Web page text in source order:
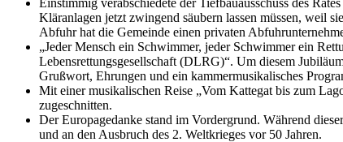
Einstimmig verabschiedete der Tiefbauausschuss des
Kläranlagen jetzt zwingend säubern lassen müssen, weil
Abfuhr hat die Gemeinde einen privaten
„Jeder Mensch ein Schwimmer, jeder Schwimmer ein
Lebensrettungsgesellschaft (DLRG)“. Um diesem
Grußwort, Ehrungen und ein kammermusikalisches
Mit einer musikalischen Reise „Vom Kattegat bis zum
zugeschnitten.
Der Europagedanke stand im Vordergrund. Während
und an den Ausbruch des 2. Weltkrieges vor 50 Jahren.